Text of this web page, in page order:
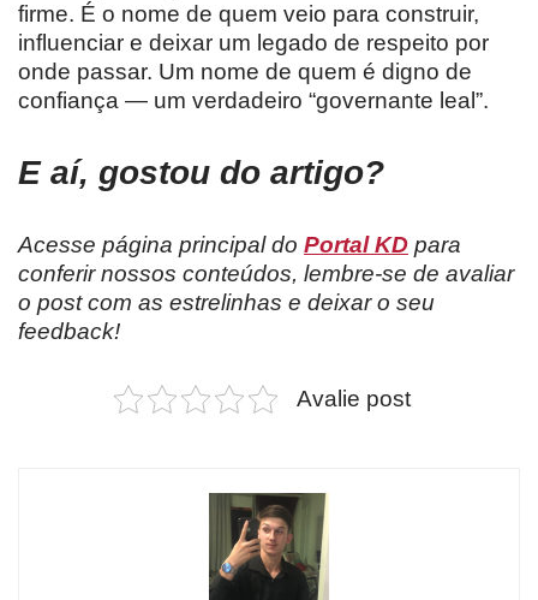
firme. É o nome de quem veio para construir,
influenciar e deixar um legado de respeito por
onde passar. Um nome de quem é digno de
confiança — um verdadeiro “governante leal”.
E aí, gostou do artigo?
Acesse página principal do Portal KD para
conferir nossos conteúdos, lembre-se de avaliar
o post com as estrelinhas e deixar o seu
feedback!
Avalie post